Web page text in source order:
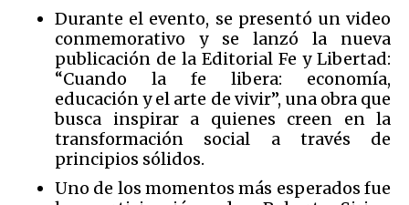
Durante el evento, se presentó un video
conmemorativo y se lanzó la nueva
publicación de la Editorial Fe y Libertad:
“Cuando la fe libera: economía,
educación y el arte de vivir”, una obra que
busca inspirar a quienes creen en la
transformación social a través de
principios sólidos.
Uno de los momentos más esperados fue